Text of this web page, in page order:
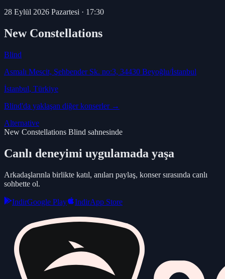
28 Eylül 2026 Pazartesi · 17:30
New Constellations
Blind
Asmalı Mescit, Şehbender Sk. no:3, 34430 Beyoğlu/İstanbul
İstanbul, Türkiye
Blind'da yaklaşan diğer konserler →
Alternative
New Constellations Blind sahnesinde
Canlı deneyimi uygulamada yaşa
Arkadaşlarınla birlikte katıl, anıları paylaş, konser sırasında canlı
sohbette ol.
IndirGoogle Play IndirApp Store